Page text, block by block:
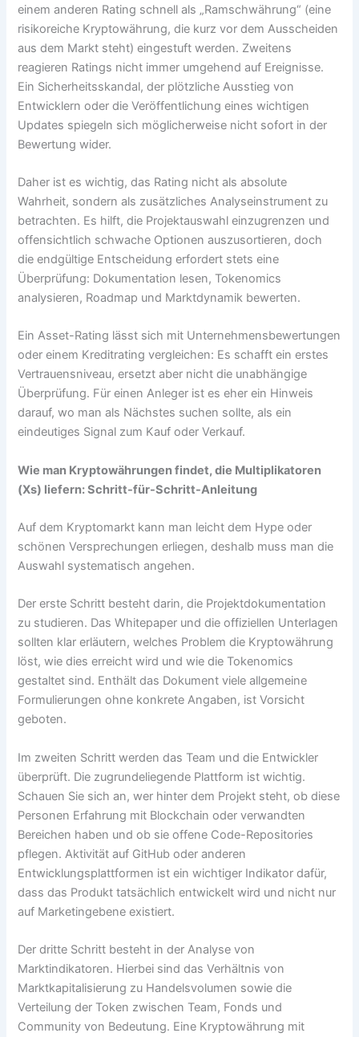
einem anderen Rating schnell als „Ramschwährung“ (eine
risikoreiche Kryptowährung, die kurz vor dem Ausscheiden
aus dem Markt steht) eingestuft werden. Zweitens
reagieren Ratings nicht immer umgehend auf Ereignisse.
Ein Sicherheitsskandal, der plötzliche Ausstieg von
Entwicklern oder die Veröffentlichung eines wichtigen
Updates spiegeln sich möglicherweise nicht sofort in der
Bewertung wider.
Daher ist es wichtig, das Rating nicht als absolute
Wahrheit, sondern als zusätzliches Analyseinstrument zu
betrachten. Es hilft, die Projektauswahl einzugrenzen und
offensichtlich schwache Optionen auszusortieren, doch
die endgültige Entscheidung erfordert stets eine
Überprüfung: Dokumentation lesen, Tokenomics
analysieren, Roadmap und Marktdynamik bewerten.
Ein Asset-Rating lässt sich mit Unternehmensbewertungen
oder einem Kreditrating vergleichen: Es schafft ein erstes
Vertrauensniveau, ersetzt aber nicht die unabhängige
Überprüfung. Für einen Anleger ist es eher ein Hinweis
darauf, wo man als Nächstes suchen sollte, als ein
eindeutiges Signal zum Kauf oder Verkauf.
Wie man Kryptowährungen findet, die Multiplikatoren
(Xs) liefern: Schritt-für-Schritt-Anleitung
Auf dem Kryptomarkt kann man leicht dem Hype oder
schönen Versprechungen erliegen, deshalb muss man die
Auswahl systematisch angehen.
Der erste Schritt besteht darin, die Projektdokumentation
zu studieren. Das Whitepaper und die offiziellen Unterlagen
sollten klar erläutern, welches Problem die Kryptowährung
löst, wie dies erreicht wird und wie die Tokenomics
gestaltet sind. Enthält das Dokument viele allgemeine
Formulierungen ohne konkrete Angaben, ist Vorsicht
geboten.
Im zweiten Schritt werden das Team und die Entwickler
überprüft. Die zugrundeliegende Plattform ist wichtig.
Schauen Sie sich an, wer hinter dem Projekt steht, ob diese
Personen Erfahrung mit Blockchain oder verwandten
Bereichen haben und ob sie offene Code-Repositories
pflegen. Aktivität auf GitHub oder anderen
Entwicklungsplattformen ist ein wichtiger Indikator dafür,
dass das Produkt tatsächlich entwickelt wird und nicht nur
auf Marketingebene existiert.
Der dritte Schritt besteht in der Analyse von
Marktindikatoren. Hierbei sind das Verhältnis von
Marktkapitalisierung zu Handelsvolumen sowie die
Verteilung der Token zwischen Team, Fonds und
Community von Bedeutung. Eine Kryptowährung mit